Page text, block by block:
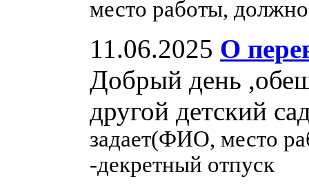
место работы,
11.06.2025 О
Добрый день
другой детский
задает(ФИО, место
-декретный отпуск